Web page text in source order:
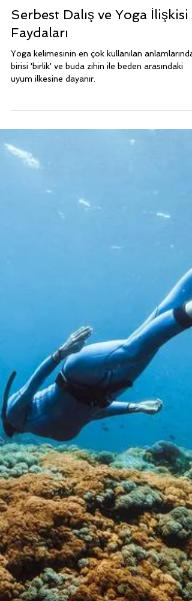
6 Oca 2022 1 dakikada okunur
SERBEST DALIŞ SPORU
Yoga kelimesinin en çok kullanılan
birisi 'birlik' ve buda zihin ile beden arasındaki
uyum ilkesine dayanır.